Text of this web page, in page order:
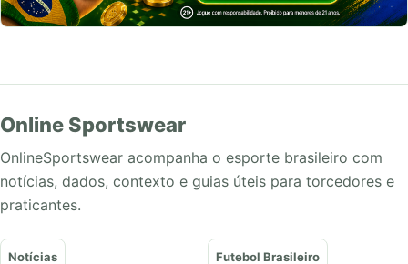
Online Sportswear
OnlineSportswear acompanha o esporte brasileiro com
notícias, dados, contexto e guias úteis para torcedores e
praticantes.
Notícias Futebol Brasileiro